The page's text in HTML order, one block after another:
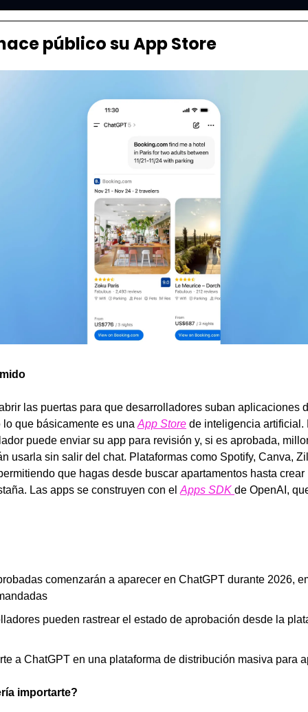
público su App Store
las puertas para que desarrolladores suban aplicaciones
lo que básicamente es una App Store de inteligencia artificial.
puede enviar su app para revisión y, si es aprobada,
usarla sin salir del chat. Plataformas como Spotify, Canva,
que hagas desde buscar apartamentos hasta
Las apps se construyen con el Apps SDK de OpenAI,
comenzarán a aparecer en ChatGPT durante 2026,
pueden rastrear el estado de aprobación desde la
a ChatGPT en una plataforma de distribución masiva para
importarte?